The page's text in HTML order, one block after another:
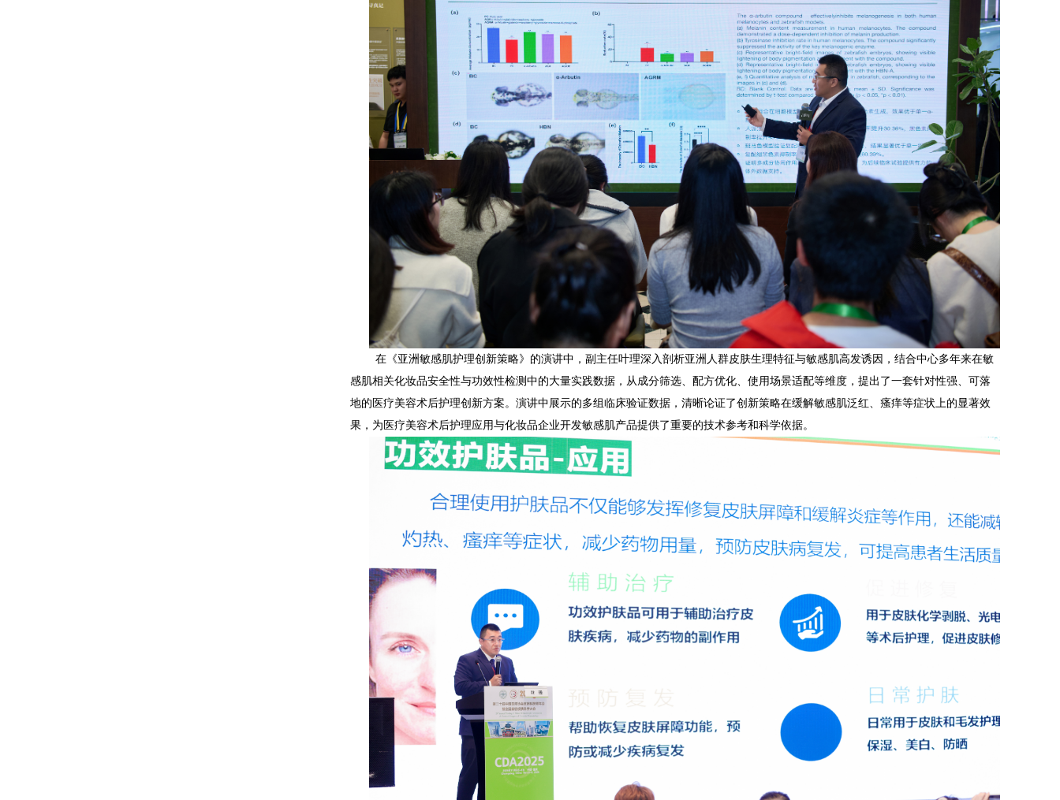
在《亚洲敏感肌护理创新策略》的演讲中，副主任叶理深入剖析亚洲人群皮肤生理特征与敏感肌高发诱因，结合中心多年来在敏
感肌相关化妆品安全性与功效性检测中的大量实践数据，从成分筛选、配方优化、使用场景适配等维度，提出了一套针对性强、可落
地的医疗美容术后护理创新方案。演讲中展示的多组临床验证数据，清晰论证了创新策略在缓解敏感肌泛红、瘙痒等症状上的显著效
果，为医疗美容术后护理应用与化妆品企业开发敏感肌产品提供了重要的技术参考和科学依据。